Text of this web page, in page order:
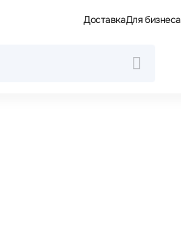
ДоставкаДля бизнеса